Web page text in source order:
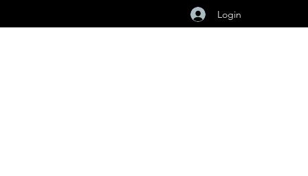
Login